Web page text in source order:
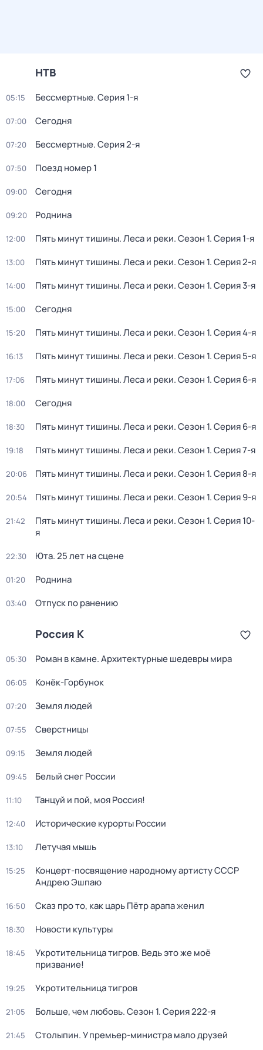
НТВ
05:15 Бессмертные. Серия 1-я
07:00 Сегодня
07:20 Бессмертные. Серия 2-я
07:50 Поезд номер 1
09:00 Сегодня
09:20 Роднина
12:00 Пять минут тишины. Леса и реки. Сезон 1. Серия 1-я
13:00 Пять минут тишины. Леса и реки. Сезон 1. Серия 2-я
14:00 Пять минут тишины. Леса и реки. Сезон 1. Серия 3-я
15:00 Сегодня
15:20 Пять минут тишины. Леса и реки. Сезон 1. Серия 4-я
16:13 Пять минут тишины. Леса и реки. Сезон 1. Серия 5-я
17:06 Пять минут тишины. Леса и реки. Сезон 1. Серия 6-я
18:00 Сегодня
18:30 Пять минут тишины. Леса и реки. Сезон 1. Серия 6-я
19:18 Пять минут тишины. Леса и реки. Сезон 1. Серия 7-я
20:06 Пять минут тишины. Леса и реки. Сезон 1. Серия 8-я
20:54 Пять минут тишины. Леса и реки. Сезон 1. Серия 9-я
21:42 Пять минут тишины. Леса и реки. Сезон 1. Серия 10-
я
22:30 Юта. 25 лет на сцене
01:20 Роднина
03:40 Отпуск по ранению
Россия К
05:30 Роман в камне. Архитектурные шедевры мира
06:05 Конёк-Горбунок
07:20 Земля людей
07:55 Сверстницы
09:15 Земля людей
09:45 Белый снег России
11:10 Танцуй и пой, моя Россия!
12:40 Исторические курорты России
13:10 Летучая мышь
15:25
Концерт-посвящение народному артисту СССР
Андрею Эшпаю
16:50 Сказ про то, как царь Пётр арапа женил
18:30 Новости культуры
18:45
Укротительница тигров. Ведь это же моё
призвание!
19:25 Укротительница тигров
21:05 Больше, чем любовь. Сезон 1. Серия 222-я
21:45 Столыпин. У премьер-министра мало друзей